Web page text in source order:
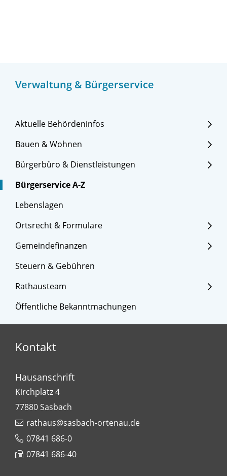
Verwaltung & Bürgerservice
Aktuelle Behördeninfos
Bauen & Wohnen
Bürgerbüro & Dienstleistungen
Bürgerservice A-Z
Lebenslagen
Ortsrecht & Formulare
Gemeindefinanzen
Steuern & Gebühren
Rathausteam
Öffentliche Bekanntmachungen
Kontakt
Hausanschrift
Kirchplatz 4
77880Sasbach
rathaus@sasbach-ortenau.de
07841 686-0
07841 686-40